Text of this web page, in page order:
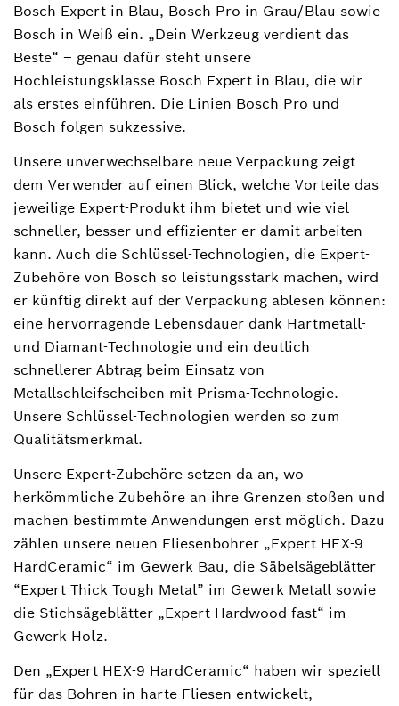
Bosch Expert in Blau, Bosch Pro in Grau/Blau sowie
Bosch in Weiß ein. „Dein Werkzeug verdient das
Beste“ – genau dafür steht unsere
Hochleistungsklasse Bosch Expert in Blau, die wir
als erstes einführen. Die Linien Bosch Pro und
Bosch folgen sukzessive.
Unsere unverwechselbare neue Verpackung zeigt
dem Verwender auf einen Blick, welche Vorteile das
jeweilige Expert-Produkt ihm bietet und wie viel
schneller, besser und effizienter er damit arbeiten
kann. Auch die Schlüssel-Technologien, die Expert-
Zubehöre von Bosch so leistungsstark machen, wird
er künftig direkt auf der Verpackung ablesen können:
eine hervorragende Lebensdauer dank Hartmetall-
und Diamant-Technologie und ein deutlich
schnellerer Abtrag beim Einsatz von
Metallschleifscheiben mit Prisma-Technologie.
Unsere Schlüssel-Technologien werden so zum
Qualitätsmerkmal.
Unsere Expert-Zubehöre setzen da an, wo
herkömmliche Zubehöre an ihre Grenzen stoßen und
machen bestimmte Anwendungen erst möglich. Dazu
zählen unsere neuen Fliesenbohrer „Expert HEX-9
HardCeramic“ im Gewerk Bau, die Säbelsägeblätter
“Expert Thick Tough Metal” im Gewerk Metall sowie
die Stichsägeblätter „Expert Hardwood fast“ im
Gewerk Holz.
Den „Expert HEX-9 HardCeramic“ haben wir speziell
für das Bohren in harte Fliesen entwickelt,